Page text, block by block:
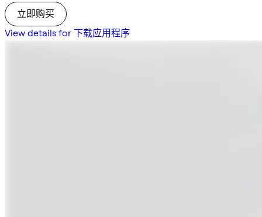
立即购买
View details for 下载应用程序